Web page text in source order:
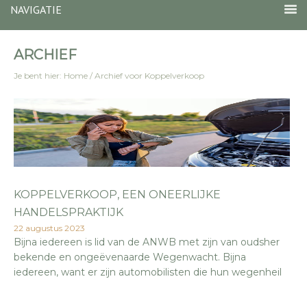
NAVIGATIE
ARCHIEF
Je bent hier: Home / Archief voor Koppelverkoop
KOPPELVERKOOP, EEN ONEERLIJKE
HANDELSPRAKTIJK
22 augustus 2023
Bijna iedereen is lid van de ANWB met zijn van oudsher
bekende en ongeëvenaarde Wegenwacht. Bijna
iedereen, want er zijn automobilisten die hun wegenheil